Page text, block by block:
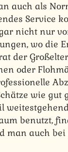
auch als
Service
nicht nur
wo die
der
oder
wie gut
benutzt,
man auch